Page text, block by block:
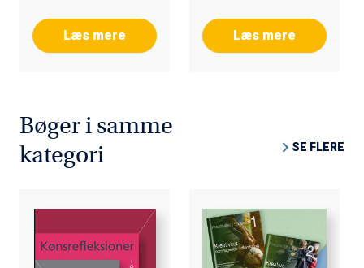
Læs mere Læs mere
Bøger i samme
kategori
SE FLERE